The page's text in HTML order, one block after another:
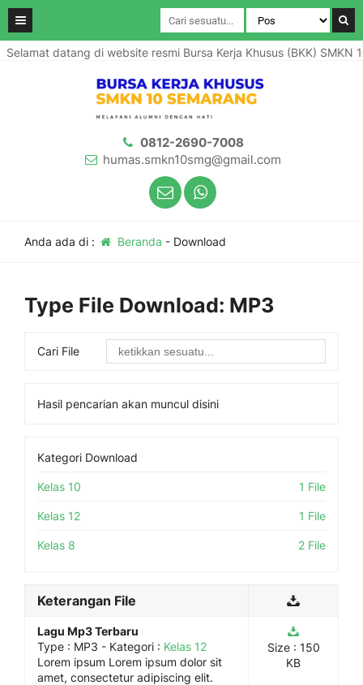
Selamat datang di website resmi Bursa Kerja Khusus (BKK) SMKN
0812-2690-7008
humas.smkn10smg@gmail.com
Anda ada di : Beranda - Download
Type File Download: MP3
Cari File
Hasil pencarian akan muncul disini
Kategori Download
Kelas 10 1 File
Kelas 12 1 File
Kelas 8 2 File
Keterangan File
Lagu Mp3 Terbaru
Type : MP3 - Kategori : Kelas 12
Lorem ipsum Lorem ipsum dolor sit
amet, consectetur adipiscing elit.
Size : 150
KB